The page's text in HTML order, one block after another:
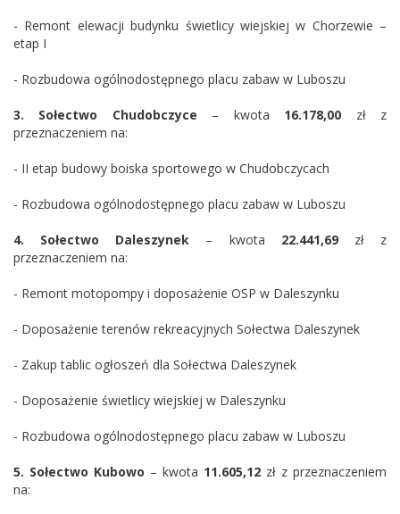
- Remont elewacji budynku świetlicy wiejskiej w Chorzewie –
etap I
- Rozbudowa ogólnodostępnego placu zabaw w Luboszu
3. Sołectwo Chudobczyce – kwota 16.178,00 zł z
przeznaczeniem na:
- II etap budowy boiska sportowego w Chudobczycach
- Rozbudowa ogólnodostępnego placu zabaw w Luboszu
4. Sołectwo Daleszynek – kwota 22.441,69 zł z
przeznaczeniem na:
- Remont motopompy i doposażenie OSP w Daleszynku
- Doposażenie terenów rekreacyjnych Sołectwa Daleszynek
- Zakup tablic ogłoszeń dla Sołectwa Daleszynek
- Doposażenie świetlicy wiejskiej w Daleszynku
- Rozbudowa ogólnodostępnego placu zabaw w Luboszu
5. Sołectwo Kubowo – kwota 11.605,12 zł z przeznaczeniem
na: